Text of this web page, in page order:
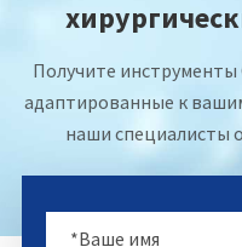
Получите инструменты
адаптированные к
наши специалисты